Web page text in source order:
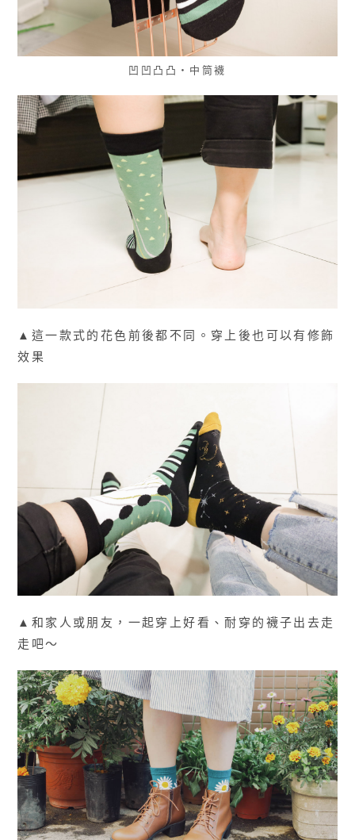
凹凹凸凸・中筒襪
▲這一款式的花色前後都不同。穿上後也可以有修飾
效果
▲和家人或朋友，一起穿上好看、耐穿的襪子出去走
走吧～